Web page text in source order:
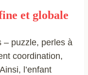
et globale
– puzzle, perles à
coordination,
l’enfant